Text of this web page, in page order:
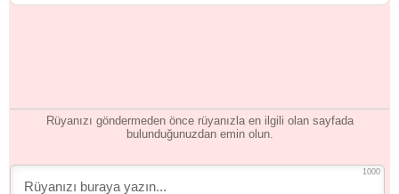
Rüyanızı göndermeden önce rüyanızla en ilgili olan sayfada
bulunduğunuzdan emin olun.
1000